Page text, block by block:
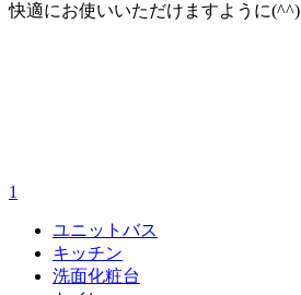
快適にお使いいただけますように(^^)
1
ユニットバス
キッチン
洗面化粧台